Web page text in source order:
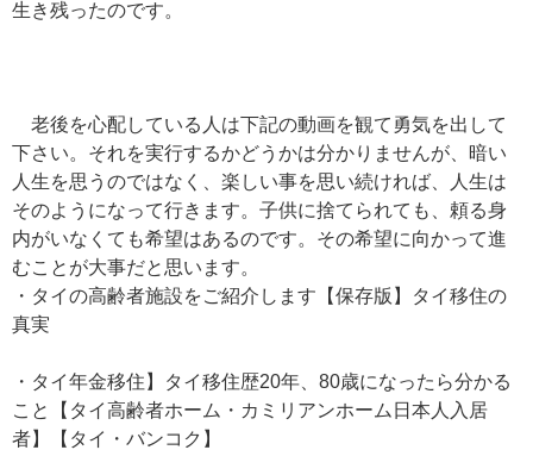
生き残ったのです。
老後を心配している人は下記の動画を観て勇気を出して
下さい。それを実行するかどうかは分かりませんが、暗い
人生を思うのではなく、楽しい事を思い続ければ、人生は
そのようになって行きます。子供に捨てられても、頼る身
内がいなくても希望はあるのです。その希望に向かって進
むことが大事だと思います。
・タイの高齢者施設をご紹介します【保存版】タイ移住の
真実
・タイ年金移住】タイ移住歴20年、80歳になったら分かる
こと【タイ高齢者ホーム・カミリアンホーム日本人入居
者】【タイ・バンコク】